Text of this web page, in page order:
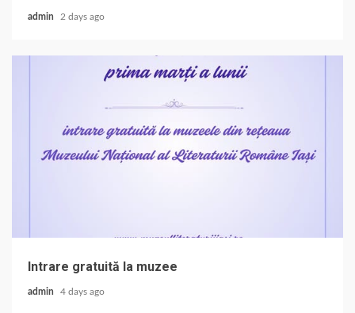
admin 2 days ago
Intrare gratuită la muzee
admin 4 days ago